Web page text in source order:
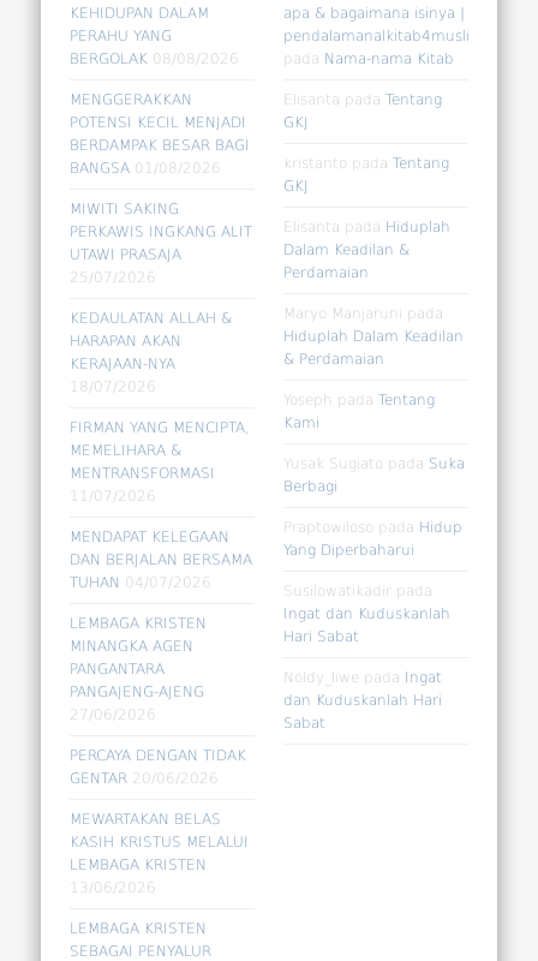
KEHIDUPAN DALAM
PERAHU YANG
BERGOLAK 08/08/2026
MENGGERAKKAN
POTENSI KECIL MENJADI
BERDAMPAK BESAR BAGI
BANGSA 01/08/2026
MIWITI SAKING
PERKAWIS INGKANG ALIT
UTAWI PRASAJA
25/07/2026
KEDAULATAN ALLAH &
HARAPAN AKAN
KERAJAAN-NYA
18/07/2026
FIRMAN YANG MENCIPTA,
MEMELIHARA &
MENTRANSFORMASI
11/07/2026
MENDAPAT KELEGAAN
DAN BERJALAN BERSAMA
TUHAN 04/07/2026
LEMBAGA KRISTEN
MINANGKA AGEN
PANGANTARA
PANGAJENG-AJENG
27/06/2026
PERCAYA DENGAN TIDAK
GENTAR 20/06/2026
MEWARTAKAN BELAS
KASIH KRISTUS MELALUI
LEMBAGA KRISTEN
13/06/2026
LEMBAGA KRISTEN
SEBAGAI PENYALUR
apa & bagaimana isinya |
pendalamanalkitab4muslim
pada Nama-nama Kitab
Elisanta padaTentang
GKJ
kristanto padaTentang
GKJ
Elisanta pada Hiduplah
Dalam Keadilan &
Perdamaian
Maryo Manjaruni pada
Hiduplah Dalam Keadilan
& Perdamaian
Yoseph padaTentang
Kami
Yusak Sugiato pada Suka
Berbagi
Praptowiloso pada Hidup
Yang Diperbaharui
Susilowatikadir pada
Ingat dan Kuduskanlah
Hari Sabat
Noldy_liwe pada Ingat
dan Kuduskanlah Hari
Sabat